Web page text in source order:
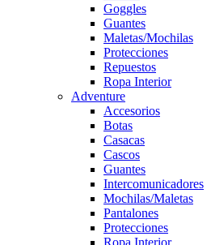
Goggles
Guantes
Maletas/Mochilas
Protecciones
Repuestos
Ropa Interior
Adventure
Accesorios
Botas
Casacas
Cascos
Guantes
Intercomunicadores
Mochilas/Maletas
Pantalones
Protecciones
Ropa Interior